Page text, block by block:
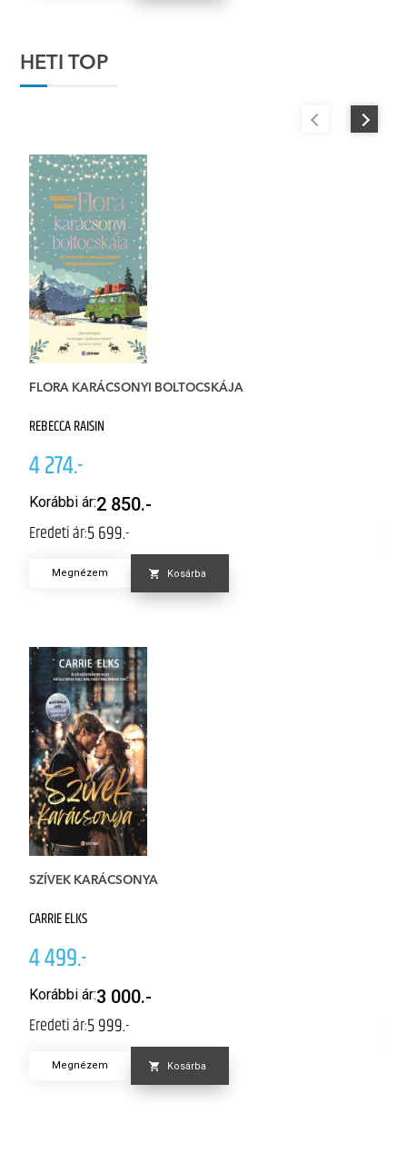
HETI TOP
FLORA KARÁCSONYI BOLTOCSKÁJA
REBECCA RAISIN
4 274.-
Korábbi ár:2 850.-
Eredeti ár:5 699.-
Megnézem Kosárba
SZÍVEK KARÁCSONYA
CARRIE ELKS
4 499.-
Korábbi ár:3 000.-
Eredeti ár:5 999.-
Megnézem Kosárba